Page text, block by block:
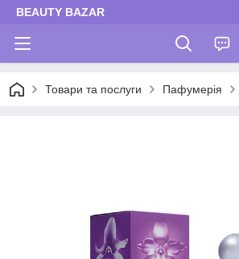
BEAUTY BAZAR
Товари та послуги Пафумерія